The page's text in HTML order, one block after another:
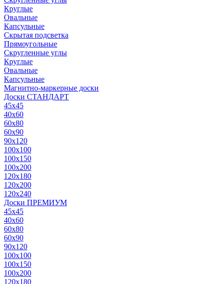
Круглые
Овальные
Капсульные
Скрытая подсветка
Прямоугольные
Скругленные углы
Круглые
Овальные
Капсульные
Магнитно-маркерные доски
Доски СТАНДАРТ
45x45
40x60
60x80
60x90
90x120
100x100
100x150
100x200
120x180
120x200
120x240
Доски ПРЕМИУМ
45x45
40x60
60x80
60x90
90x120
100x100
100x150
100x200
120x180